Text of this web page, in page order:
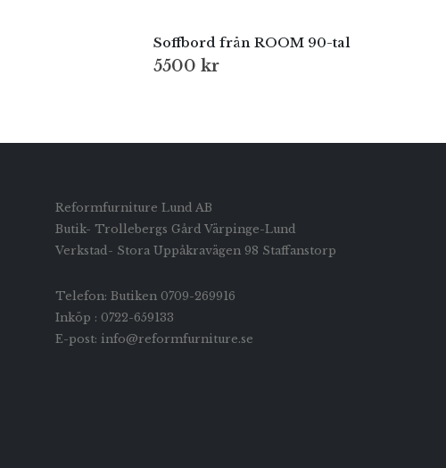
Soffbord från ROOM 90-tal
5500 kr
Reformfurniture Lund AB
Butik- Trollebergs Gård Värpinge-Lund
Verkstad- Stora Uppåkravägen 98 Staffanstorp
Telefon: Butiken 0709-269916
Inköp : 0722-659133
E-post: info@reformfurniture.se